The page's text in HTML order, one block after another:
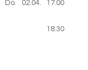
Do. 02.04. 2026
17.00
18.30